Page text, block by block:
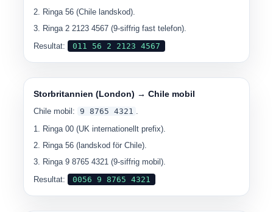
Ringa56 (Chile landskod).
Ringa2 2123 4567 (9-siffrig fast telefon).
Resultat:
011 56 2 2123 4567
Storbritannien (London) → Chile mobil
Chile mobil: 9 8765 4321 .
Ringa00 (UK internationellt prefix).
Ringa56 (landskod för Chile).
Ringa9 8765 4321 (9-siffrig mobil).
Resultat:
0056 9 8765 4321